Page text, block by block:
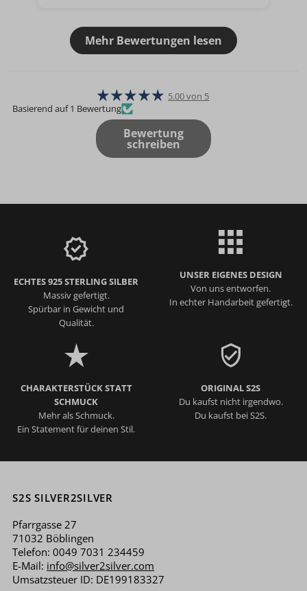
Mehr Bewertungen lesen
5.00 von 5
Basierend auf 1 Bewertung
Bewertung
schreiben
ECHTES 925 STERLING SILBER
Massiv gefertigt.
Spürbar in Gewicht und
Qualität.
UNSER EIGENES DESIGN
Von uns entworfen.
In echter Handarbeit gefertigt.
CHARAKTERSTÜCK STATT
SCHMUCK
Mehr als Schmuck.
Ein Statement für deinen Stil.
ORIGINAL S2S
Du kaufst nicht irgendwo.
Du kaufst bei S2S.
S2S SILVER2SILVER
Pfarrgasse 27
71032 Böblingen
Telefon: 0049 7031 234459
E-Mail: info@silver2silver.com
Umsatzsteuer ID: DE199183327